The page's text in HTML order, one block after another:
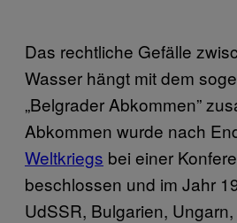
Das rechtliche Gefälle
Wasser hängt mit dem
„Belgrader Abkommen”
Abkommen wurde nach
Weltkriegs bei einer
beschlossen und im Jahr
UdSSR, Bulgarien,